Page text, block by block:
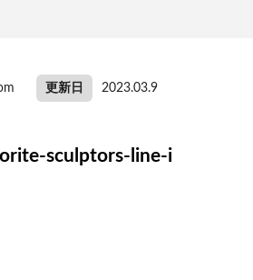
更新日 2023.03.9
sculptors-line-i